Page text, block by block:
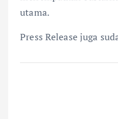
utama.
Press Release juga